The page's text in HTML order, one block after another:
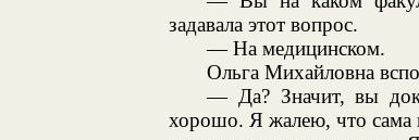
задавала этот вопрос.
— На медицинском.
Ольга Михайловна
— Да? Значит, вы
хорошо. Я жалею, что сама